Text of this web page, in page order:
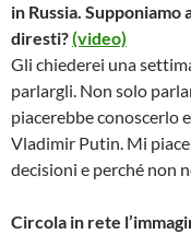
in Russia.
diresti?(video)
Gli chiederei una
parlargli. Non solo
piacerebbe conoscerlo
Vladimir Putin. Mi
decisioni e perché non
Circola in rete